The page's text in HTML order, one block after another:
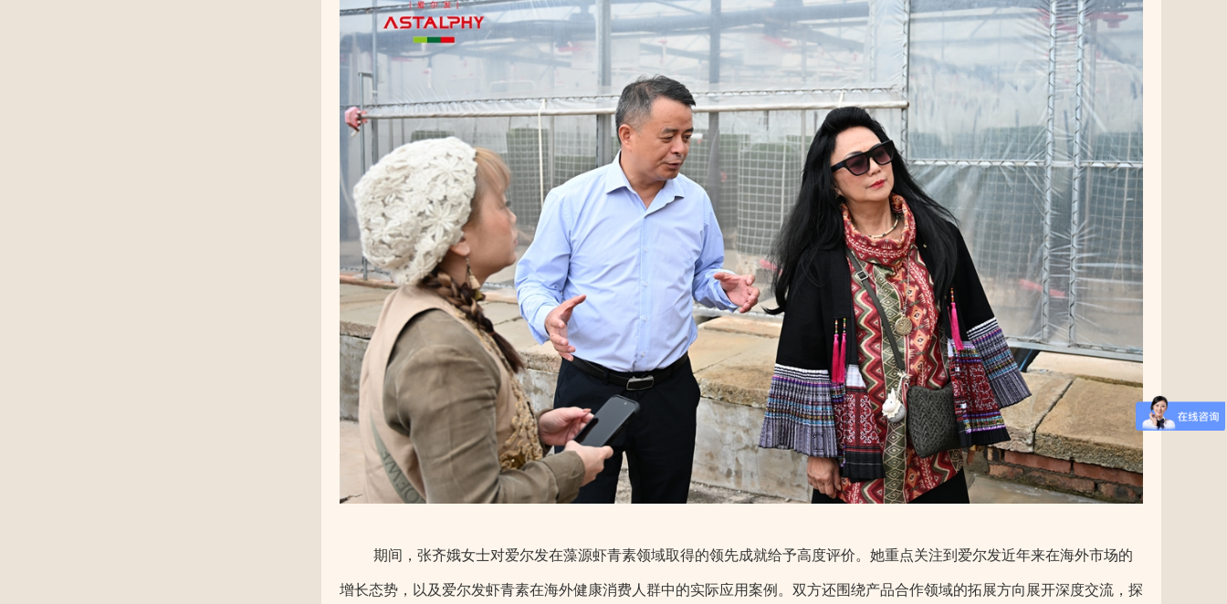
期间，张齐娥女士对爱尔发在藻源虾青素领域取得的领先成就给予高度评价。她重点关注到爱尔发近年来在海外市场的
增长态势，以及爱尔发虾青素在海外健康消费人群中的实际应用案例。双方还围绕产品合作领域的拓展方向展开深度交流，探